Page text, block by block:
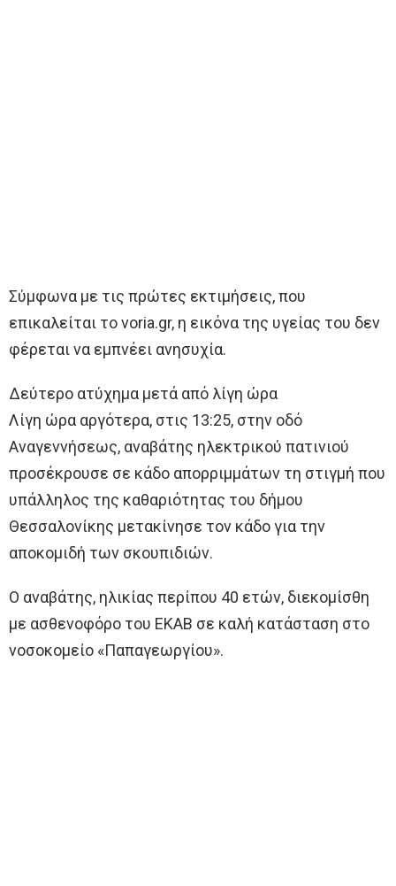
Σύμφωνα με τις πρώτες εκτιμήσεις, που
επικαλείται το voria.gr, η εικόνα της υγείας του δεν
φέρεται να εμπνέει ανησυχία.
Δεύτερο ατύχημα μετά από λίγη ώρα
Λίγη ώρα αργότερα, στις 13:25, στην οδό
Αναγεννήσεως, αναβάτης ηλεκτρικού πατινιού
προσέκρουσε σε κάδο απορριμμάτων τη στιγμή που
υπάλληλος της καθαριότητας του δήμου
Θεσσαλονίκης μετακίνησε τον κάδο για την
αποκομιδή των σκουπιδιών.
Ο αναβάτης, ηλικίας περίπου 40 ετών, διεκομίσθη
με ασθενοφόρο του ΕΚΑΒ σε καλή κατάσταση στο
νοσοκομείο «Παπαγεωργίου».